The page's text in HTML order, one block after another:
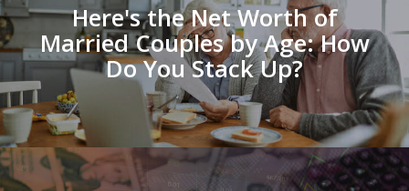
Here's the Net Worth of
Married Couples by Age: How
Do You Stack Up?